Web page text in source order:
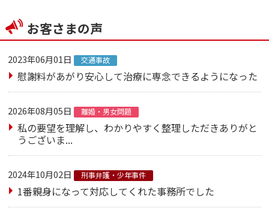
お客さまの声
2023年06月01日 交通事故
慰謝料があがり安心して治療に専念できるようになった
2026年08月05日 離婚・男女問題
私の要望を理解し、わかりやすく整理しただきありがと
うございま...
2024年10月02日 刑事弁護・少年事件
1番親身になって対応してくれた事務所でした